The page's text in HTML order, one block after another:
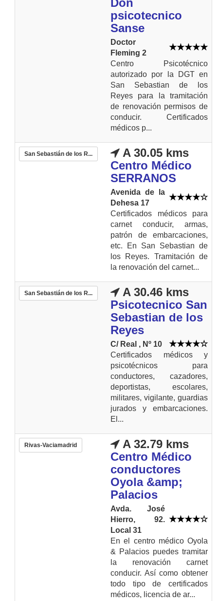
Don
psicotecnico
Sanse
Doctor
Fleming 2
Centro Psicotécnico
autorizado por la DGT en
San Sebastian de los
Reyes para la tramitación
de renovación permisos de
conducir. Certificados
médicos p...
San Sebastián de los R...
A 30.05 kms
Centro Médico
SERRANOS
Avenida de la
Dehesa 17
Certificados médicos para
carnet conducir, armas,
patrón de embarcaciones,
etc. En San Sebastian de
los Reyes. Tramitación de
la renovación del carnet...
San Sebastián de los R...
A 30.46 kms
Psicotecnico San
Sebastian de los
Reyes
C/ Real , Nº 10
Certificados médicos y
psicotécnicos para
conductores, cazadores,
deportistas, escolares,
militares, vigilante, guardias
jurados y embarcaciones.
El...
Rivas-Vaciamadrid
A 32.79 kms
Centro Médico
conductores
Oyola &amp;
Palacios
Avda. José
Hierro, 92.
Local 31
En el centro médico Oyola
& Palacios puedes tramitar
la renovación carnet
conducir. Así como obtener
todo tipo de certificados
médicos, licencia de ar...